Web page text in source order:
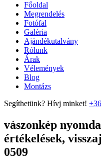
Főoldal
Megrendelés
Fotófal
Galéria
Ajándékutalvány
Rólunk
Árak
Vélemények
Blog
Montázs
Segíthetünk? Hívj minket!
vászonkép
értékelések,
0509